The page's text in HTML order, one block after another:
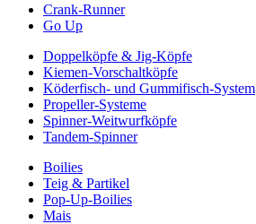
Crank-Runner
Go Up
Doppelköpfe & Jig-Köpfe
Kiemen-Vorschaltköpfe
Köderfisch- und Gummifisch-System
Propeller-Systeme
Spinner-Weitwurfköpfe
Tandem-Spinner
Boilies
Teig & Partikel
Pop-Up-Boilies
Mais